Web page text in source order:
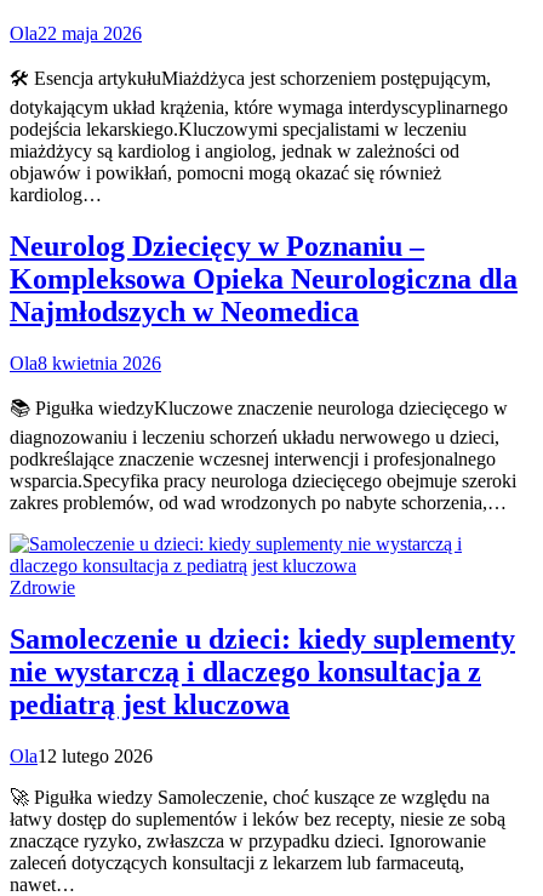
Ola22 maja 2026
🛠️ Esencja artykułuMiażdżyca jest schorzeniem postępującym,
dotykającym układ krążenia, które wymaga interdyscyplinarnego
podejścia lekarskiego.Kluczowymi specjalistami w leczeniu
miażdżycy są kardiolog i angiolog, jednak w zależności od
objawów i powikłań, pomocni mogą okazać się również
kardiolog…
Neurolog Dziecięcy w Poznaniu –
Kompleksowa Opieka Neurologiczna dla
Najmłodszych w Neomedica
Ola8 kwietnia 2026
📚 Pigułka wiedzyKluczowe znaczenie neurologa dziecięcego w
diagnozowaniu i leczeniu schorzeń układu nerwowego u dzieci,
podkreślające znaczenie wczesnej interwencji i profesjonalnego
wsparcia.Specyfika pracy neurologa dziecięcego obejmuje szeroki
zakres problemów, od wad wrodzonych po nabyte schorzenia,…
Zdrowie
Samoleczenie u dzieci: kiedy suplementy
nie wystarczą i dlaczego konsultacja z
pediatrą jest kluczowa
Ola12 lutego 2026
🚀 Pigułka wiedzy Samoleczenie, choć kuszące ze względu na
łatwy dostęp do suplementów i leków bez recepty, niesie ze sobą
znaczące ryzyko, zwłaszcza w przypadku dzieci. Ignorowanie
zaleceń dotyczących konsultacji z lekarzem lub farmaceutą,
nawet…